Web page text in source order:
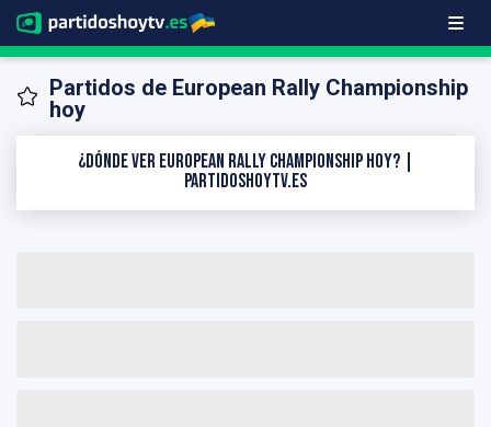
Partidos de European Rally Championship
hoy
¿Dónde ver European Rally Championship hoy? |
PartidosHoyTV.es